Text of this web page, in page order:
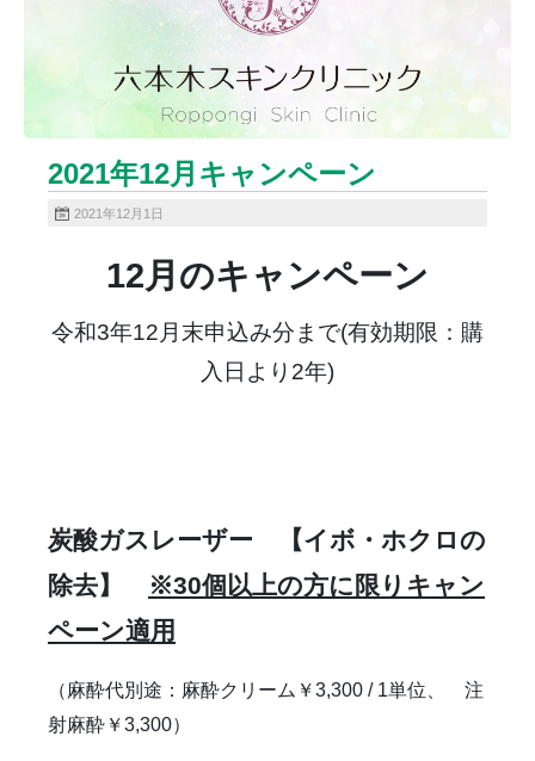
ニキビ痕の凹み（ニキビ痕のクレーター）オリジナル
ニキビ跡・凹みクレーター治療
ニキビ跡治療
ヒアルロン酸分解除去
ヒアルロン酸注入
ブログ
プチ整形 ボトックス修正
マイクロボトックス
メディア
保険診療・一般診療
健康 化粧品
商品
毛穴用プラグピーリング
水光注射
注射・点滴
炭酸ガスレーザー
猫 癌
目の下のくま治療
2021年12月キャンペーン
2021年12月1日
12月のキャンペーン
令和3年12月末申込み分まで(有効期限：購
入日より2年)
炭酸ガスレーザー
【イボ・ホクロの
除去】
※30個以上の方に限りキャン
ペーン適用
（麻酔代別途：麻酔クリーム￥3,300 / 1単位、 注
射麻酔￥3,300）